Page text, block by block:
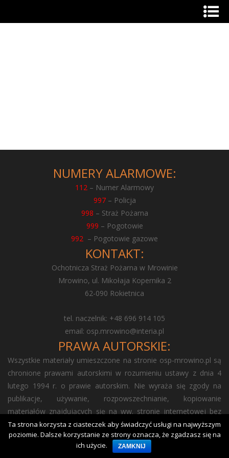
NUMERY ALARMOWE:
112 – Numer Alarmowy
997– Policja
998 – Straż Pożarna
999 – Pogotowie
992 – Pogotowie gazowe
KONTAKT:
Ochotnicza Straż Pożarna w Mrowinie
Mrowino, ul. Mikołaja Kopernika 2
62-090 Rokietnica
tel. naczelnik: +48 696 914 105
email: osp.mrowino@interia.pl
PRAWA AUTORSKIE:
Wszystkie materiały umieszczone na stronie osp-mrowino.pl są
chronione prawami autorskimi w rozumieniu ustawy z dnia 4
lutego 1994 r. o prawie autorskim. Nie wyraża się zgody na
publikacje, używanie, rozpowszechnianie, kopiowanie
materiałów znajdujących się na ww. stronie internetowej bez
naszej zgody.
© Ochotnicza Straż Pożarna w Mrowino
Ta strona korzysta z ciasteczek aby świadczyć usługi na najwyższym
poziomie. Dalsze korzystanie ze strony oznacza, że zgadzasz się na
ich użycie.
ZAMKNIJ